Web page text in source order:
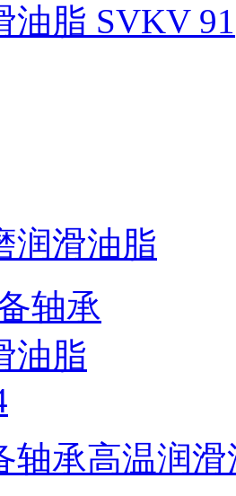
油脂 SVKV 91
润滑油脂
轴承高温润